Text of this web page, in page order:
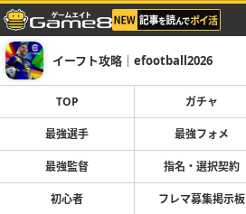
イーフト攻略｜efootball2026
TOP ガチャ
最強選手 最強フォメ
最強監督 指名・選択契約
初心者 フレマ募集掲示板